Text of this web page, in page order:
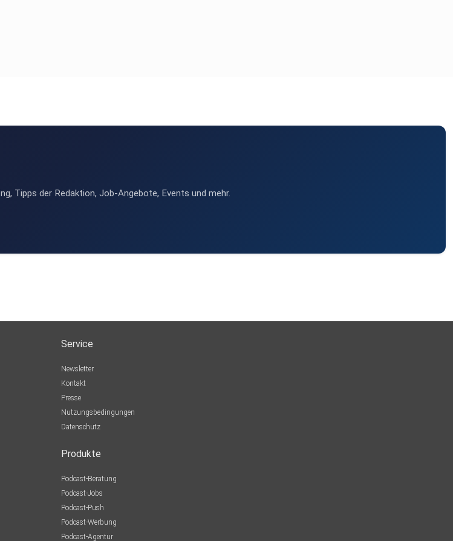
Tipps der Redaktion, Job-Angebote, Events und mehr.
Service
Newsletter
Kontakt
Presse
Nutzungsbedingungen
Datenschutz
Produkte
Podcast-Beratung
Podcast-Jobs
Podcast-Push
Podcast-Werbung
Podcast-Agentur